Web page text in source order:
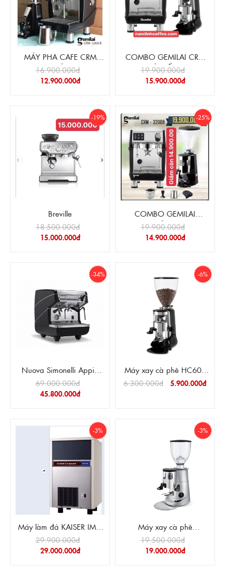
MÁY PHA CAFE CRM
3200B + MÁY XAY 020
16.900.000đ
12.900.000đ
COMBO GEMILAI CRM
3200B VÀ CỐI XAY 020
19.900.000đ
15.900.000đ
-19%
Breville
18.500.000đ
15.000.000đ
-25%
COMBO GEMILAI
3200B+ MÁY XAY N900
19.900.000đ
14.900.000đ
-34%
Nuova Simonelli Appia
Auto 1 Group
69.000.000đ
45.800.000đ
-6%
Máy xay cà phê HC600
ver 2.0
6.300.000đ 5.900.000đ
-3%
Máy làm đá KAISER IMK-
55S
29.900.000đ
29.000.000đ
-3%
Máy xay cà phê
Fiorenzato F5
19.500.000đ
19.000.000đ